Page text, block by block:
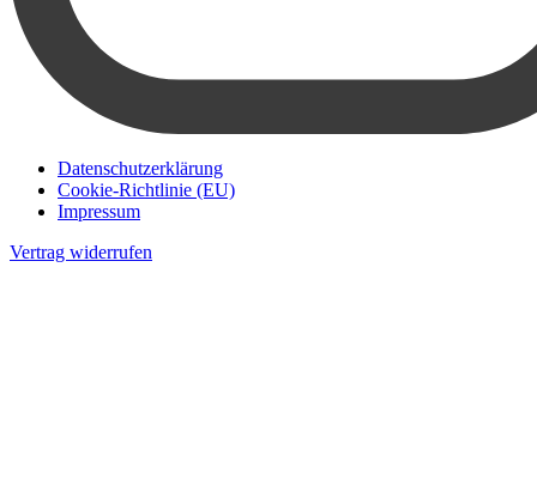
Datenschutzerklärung
Cookie-Richtlinie (EU)
Impressum
Vertrag widerrufen